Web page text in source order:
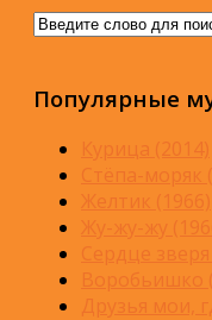
Популярные
Курица (2014)
Стёпа-моряк
Желтик (1966)
Жу-жу-жу
Сердце
Воробьишко
Друзья мои,